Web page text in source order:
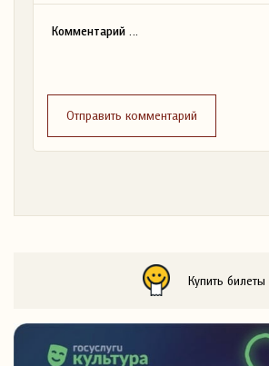
Отправить комментарий
Купить билеты